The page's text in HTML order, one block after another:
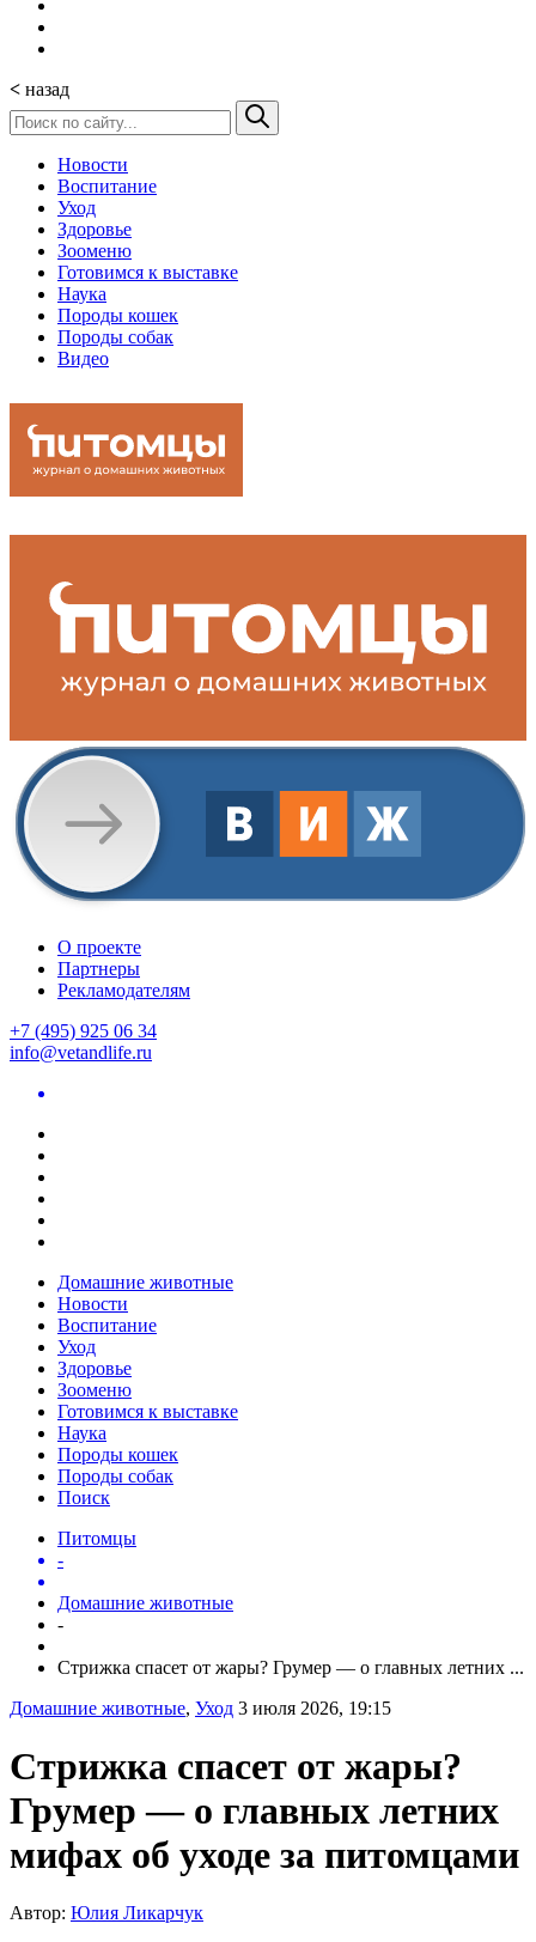
< назад
Новости
Воспитание
Уход
Здоровье
Зооменю
Готовимся к выставке
Наука
Породы кошек
Породы собак
Видео
О проекте
Партнеры
Рекламодателям
+7 (495) 925 06 34
info@vetandlife.ru
Домашние животные
Новости
Воспитание
Уход
Здоровье
Зооменю
Готовимся к выставке
Наука
Породы кошек
Породы собак
Поиск
Питомцы
-
Домашние животные
-
Стрижка спасет от жары? Грумер — о главных летних ...
Домашние животные, Уход 3 июля 2026, 19:15
Стрижка спасет от жары?
Грумер — о главных летних
мифах об уходе за питомцами
Автор: Юлия Ликарчук